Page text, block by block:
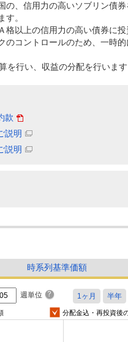
の、信用力の高いソブリン債
す。
格以上の信用力の高い債券に
のコントロールのため、一時
を行い、収益の分配を行いま
款
説明
説明
時系列基準価額
週単位
分配金込・再投資後